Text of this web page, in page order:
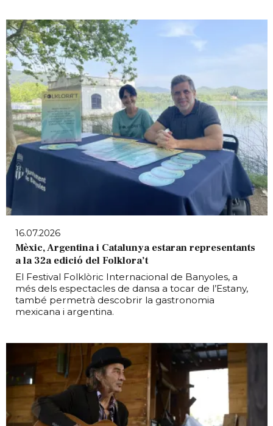
16.07.2026
Mèxic, Argentina i Catalunya estaran representants
a la 32a edició del Folklora’t
El Festival Folklòric Internacional de Banyoles, a
més dels espectacles de dansa a tocar de l’Estany,
també permetrà descobrir la gastronomia
mexicana i argentina.